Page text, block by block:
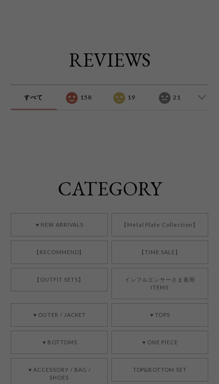
REVIEWS
すべて 158 19 21
CATEGORY
▼NEW ARRIVALS 【Metal Plate Collection】
【RECOMMEND】 【TIME SALE】
【OUTFIT SETS】
インフルエンサーさま着用
ITEMS
▼OUTER / JACKET ▼TOPS
▼BOTTOMS ▼ONE PIECE
▼ACCESSORY / BAG /
SHOES
TOP&BOTTOM SET